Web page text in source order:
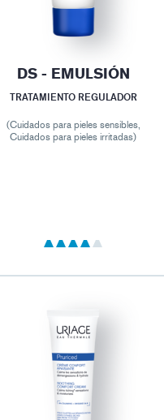
DS - EMULSIÓN
TRATAMIENTO REGULADOR
(Cuidados para pieles sensibles,
Cuidados para pieles irritadas)